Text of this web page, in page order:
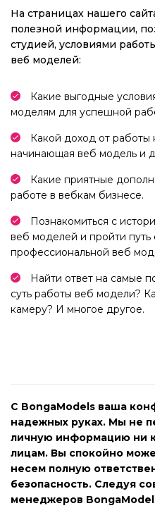
На страницах нашего
полезной информации,
студией, условиями
веб моделей:
Какие выгодные
моделям для успешной
Какой доход от работы
начинающая веб модель и
Какие приятные
работе в вебкам бизнесе.
Познакомиться с
веб моделей и пройти
профессиональной веб
Найти ответ на самые
суть работы веб модели?
камеру? И многое другое.
С BongaModels ваша
надежных руках. Мы не
личную информацию ни
лицам. Вы спокойно
несем полную
безопасность. Следуя
менеджеров